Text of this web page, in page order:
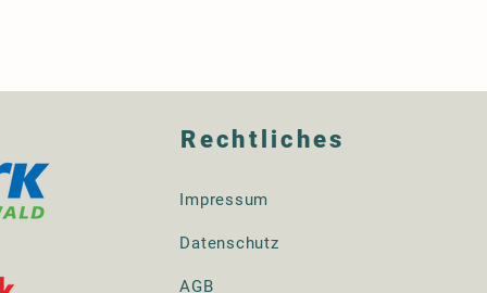
Rechtliches
Impressum
Datenschutz
AGB